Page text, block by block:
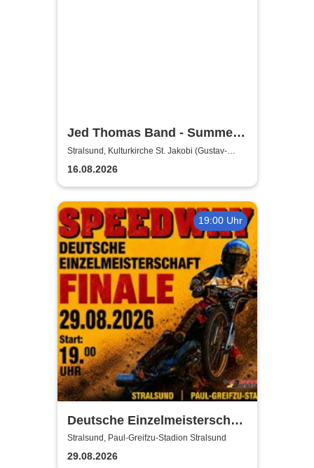
Jed Thomas Band - Summer
Tour 2026
Stralsund, Kulturkirche St. Jakobi (Gustav-
Adolf-Saal)
16.08.2026
19:00 Uhr
Deutsche Einzelmeisterschaft
Finale | MC Nordstern
Stralsund
Stralsund, Paul-Greifzu-Stadion Stralsund
29.08.2026